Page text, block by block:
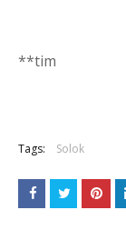
**tim
Tags: Solok